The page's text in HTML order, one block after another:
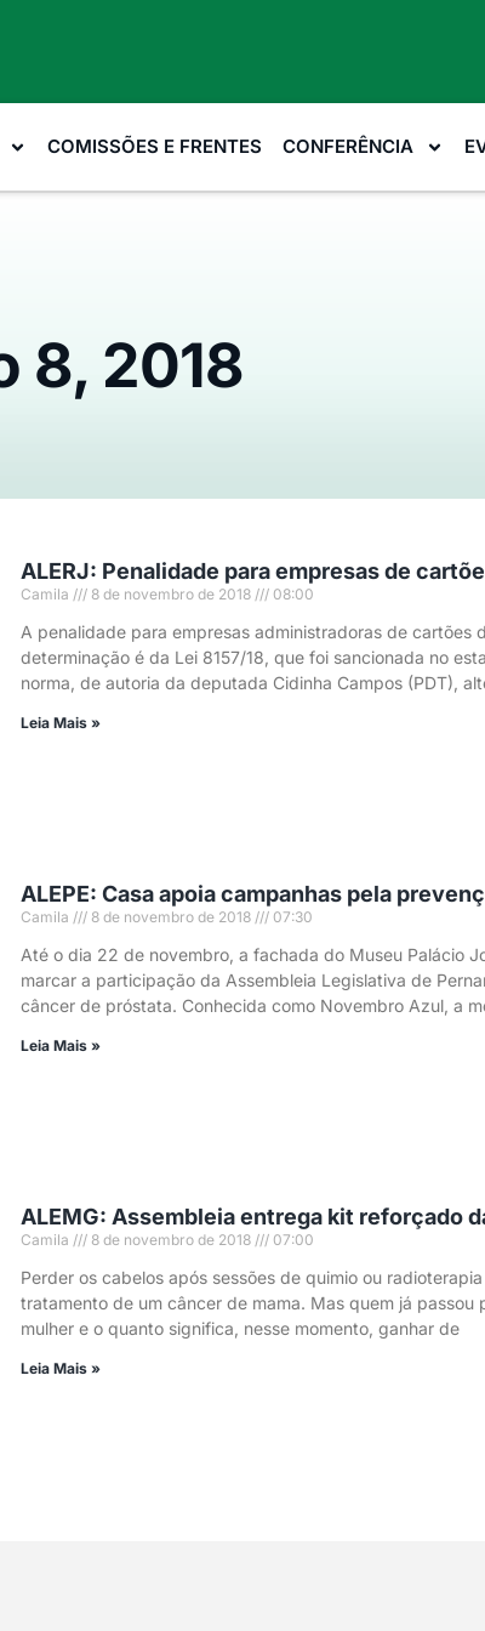
COMISSÕES E FRENTES CONFERÊNCIA
8, 2018
ALERJ: Penalidade para empresas de
Camila 8 de novembro de 2018 08:00
A penalidade para empresas administradoras de
determinação é da Lei 8157/18, que foi sancionada no
norma, de autoria da deputada Cidinha Campos (PDT),
Leia Mais »
ALEPE: Casa apoia campanhas pela
Camila 8 de novembro de 2018 07:30
Até o dia 22 de novembro, a fachada do Museu Palácio
marcar a participação da Assembleia Legislativa de
câncer de próstata. Conhecida como Novembro Azul, a
Leia Mais »
ALEMG: Assembleia entrega kit reforçado
Camila 8 de novembro de 2018 07:00
Perder os cabelos após sessões de quimio ou
tratamento de um câncer de mama. Mas quem já
mulher e o quanto significa, nesse momento, ganhar de
Leia Mais »